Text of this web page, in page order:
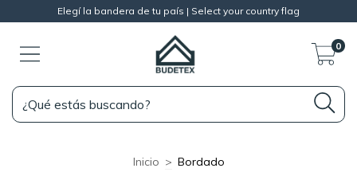
Elegí la bandera de tu país | Select your country flag
0
Inicio > Bordado